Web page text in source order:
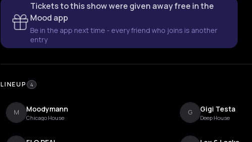
Tickets to this show were given away free in the
Mood app
Be in the app next time - every friend who joins is another
entry
LINEUP 4
M Moodymann
Chicago House
G Gigi Testa
Deep House